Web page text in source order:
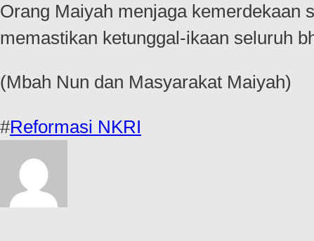
Orang Maiyah menjaga kemerdekaan
memastikan ketunggal-ikaan seluruh
(Mbah Nun dan Masyarakat Maiyah)
#Reformasi NKRI